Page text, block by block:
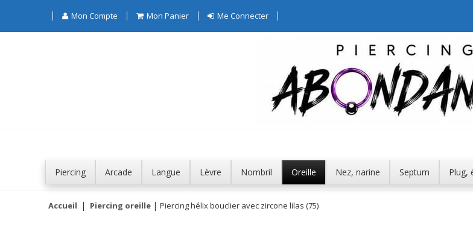
Mon Compte Mon Panier Me Connecter
Piercing Arcade Langue Lèvre Nombril Oreille Nez, narine Septum Plug,
Accueil Piercing oreille Piercing hélix bouclier avec zircone lilas (75)